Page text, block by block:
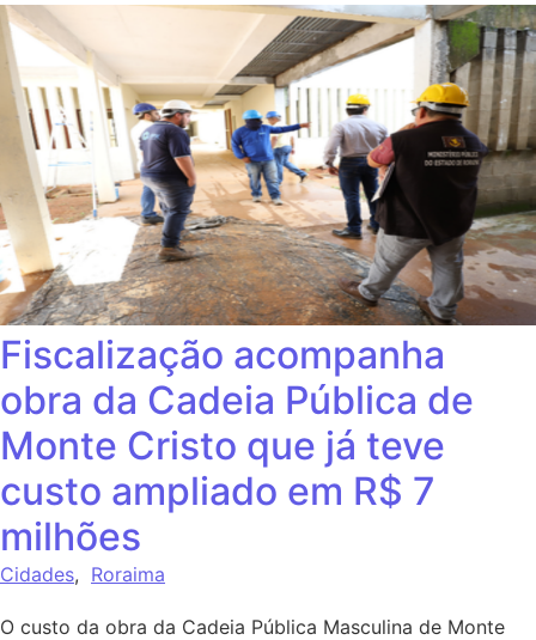
Fiscalização acompanha
obra da Cadeia Pública de
Monte Cristo que já teve
custo ampliado em R$ 7
milhões
Cidades, Roraima
O custo da obra da Cadeia Pública Masculina de Monte